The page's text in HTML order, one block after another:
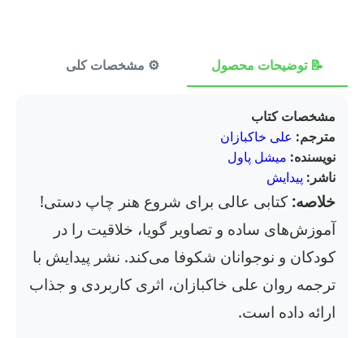
📝 توضیحات محصول ⚙️ مشخصات کلی
مشخصات کتاب
مترجم: علی خاکبازان
نویسنده: میشل پاول
ناشر: پیدایش
خلاصه: کتابی عالی برای شروع هنر چاپ دستی!
آموزش‌های ساده و تصاویر گویا، خلاقیت را در
کودکان و نوجوانان شکوفا می‌کند. نشر پیدایش با
ترجمه روان علی خاکبازان، اثری کاربردی و جذاب
ارائه داده است.